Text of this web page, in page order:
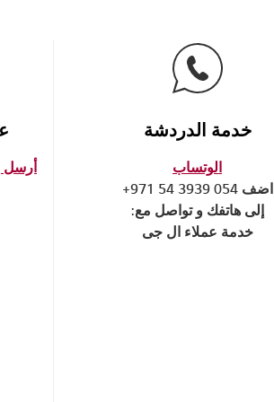
خدمة الدردشة
الوتساب
اضف 054 3939 54 971+
إلى هاتفك و تواصل مع:
خدمة عملاء ال جى
أرسل